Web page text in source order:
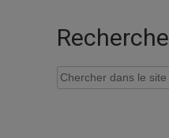
Recherche